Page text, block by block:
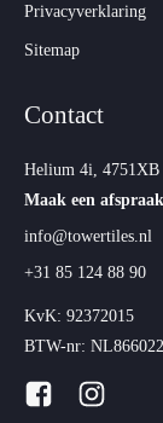
Privacyverklaring
Sitemap
Contact
Helium 4i, 4751XB
Maak een
info@towertiles.nl
+31 85 124 88 90
KvK: 92372015
BTW-nr: